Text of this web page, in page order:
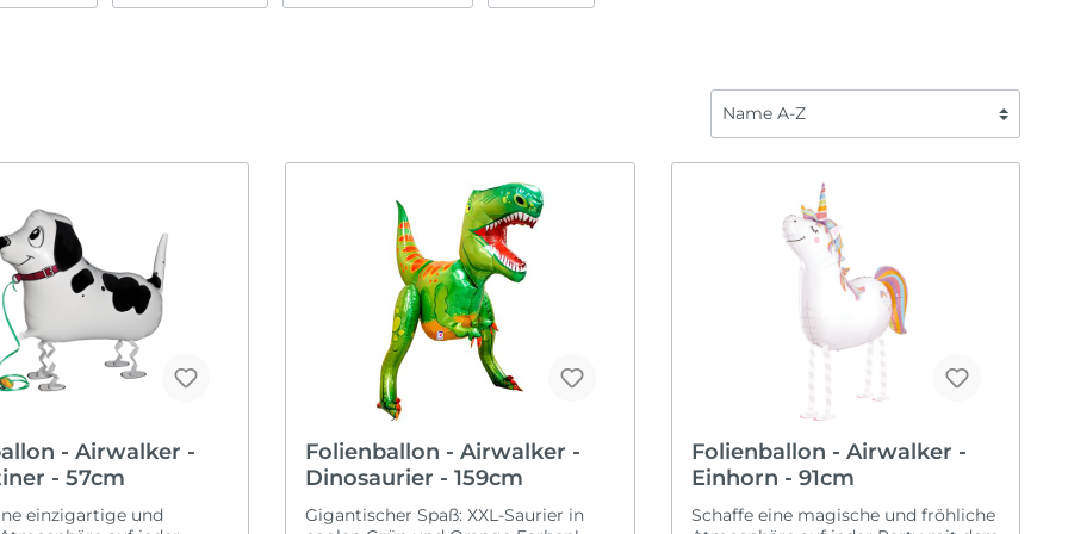
Regenbogen
Spiderman
Tierwelt
Karneval
Sommerparty
Weihnachten
& Welcome
Halloween
Karneval
Oktoberfest
Ostern
Silvester
Sommerparty
Weihnachten
Wilkommen & Welcome Back
- Airwalker -
- 57cm
einzigartige und
Folienballon - Airwalker -
Dinosaurier - 159cm
Gigantischer Spaß: XXL-Saurier in
Folienballon - Airwalker -
Einhorn - 91cm
Schaffe eine magische und fröhliche